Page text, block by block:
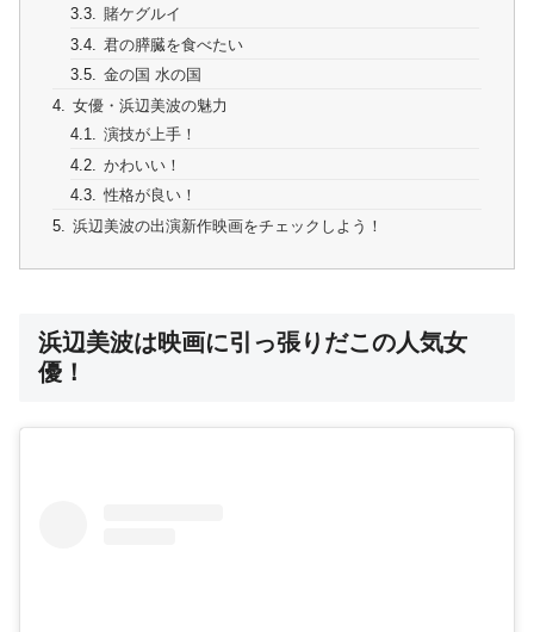
賭ケグルイ
君の膵臓を食べたい
金の国 水の国
女優・浜辺美波の魅力
演技が上手！
かわいい！
性格が良い！
浜辺美波の出演新作映画をチェックしよう！
浜辺美波は映画に引っ張りだこの人気女
優！